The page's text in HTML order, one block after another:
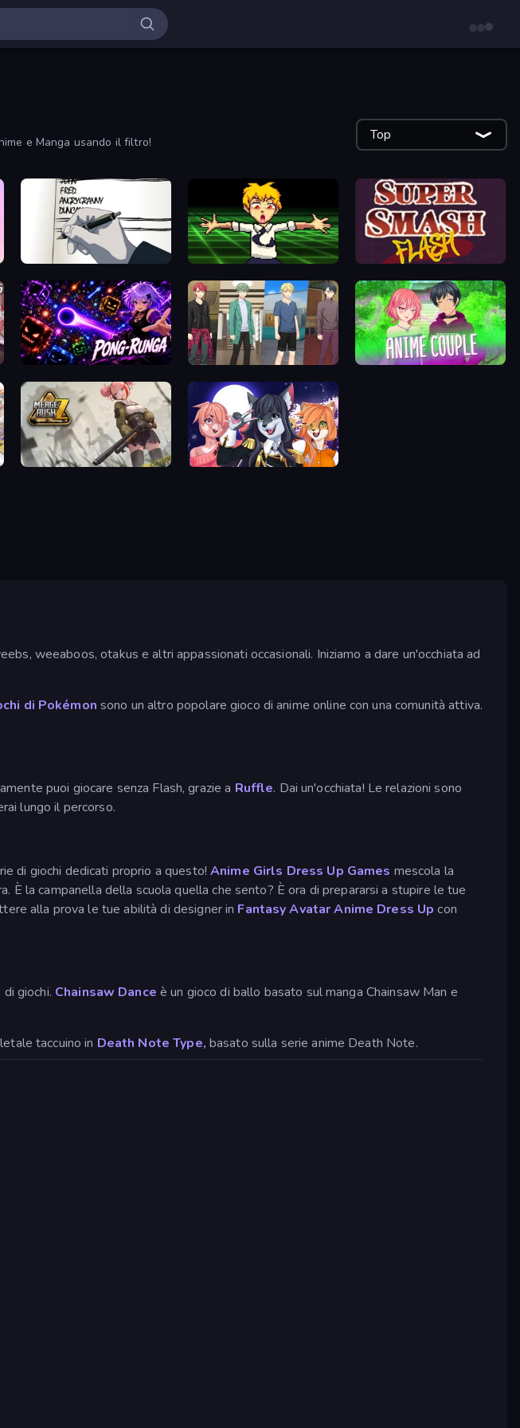
e Manga usando il filtro! Top
Death Note Type Chainsaw Dance Super Smash Flash
Pong-Runga Anime Boy Anime Couple Dress Up
Merge Rush Z Furry Dress Up: Anime Creator
weeaboos, otakus e altri appassionati occasionali. Iniziamo a dare un'occhiata ad
di Pokémon sono un altro popolare gioco di anime online con una comunità attiva.
puoi giocare senza Flash, grazie a Ruffle. Dai un'occhiata! Le relazioni sono
lungo il percorso.
di giochi dedicati proprio a questo!Anime Girls Dress Up Games mescola la
È la campanella della scuola quella che sento? È ora di prepararsi a stupire le tue
alla prova le tue abilità di designer in Fantasy Avatar Anime Dress Up con
giochi. Chainsaw Dance è un gioco di ballo basato sul manga Chainsaw Man e
taccuino in Death Note Type, basato sulla serie anime Death Note.